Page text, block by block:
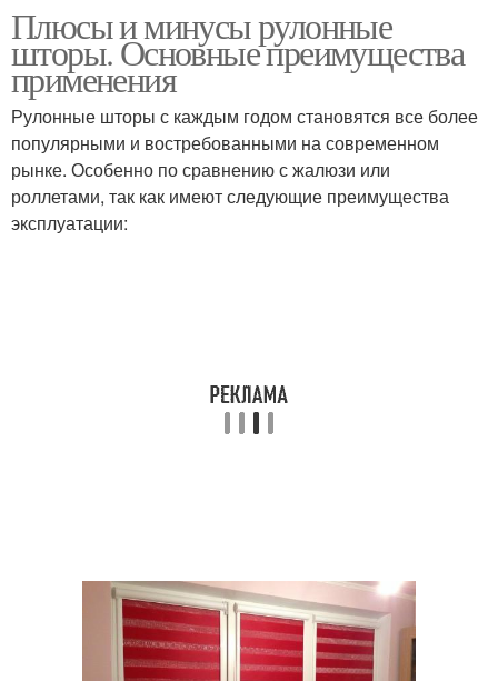
Плюсы и минусы рулонные
шторы. Основные преимущества
применения
Рулонные шторы с каждым годом становятся все более
популярными и востребованными на современном
рынке. Особенно по сравнению с жалюзи или
роллетами, так как имеют следующие преимущества
эксплуатации: